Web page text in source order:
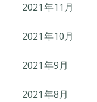
2021年11月
2021年10月
2021年9月
2021年8月